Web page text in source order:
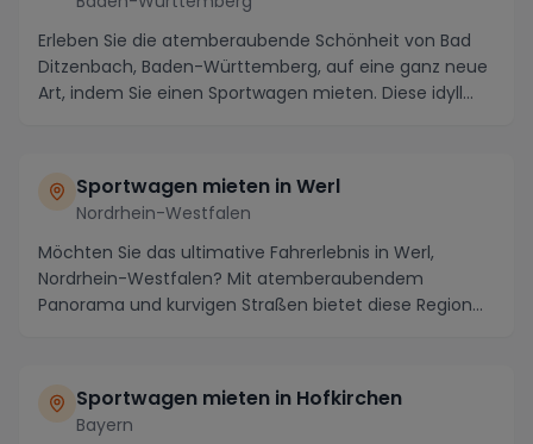
Erleben Sie die atemberaubende Schönheit von Bad
Ditzenbach, Baden-Württemberg, auf eine ganz neue
Art, indem Sie einen Sportwagen mieten. Diese idyll...
Sportwagen mieten in Werl
Nordrhein-Westfalen
Möchten Sie das ultimative Fahrerlebnis in Werl,
Nordrhein-Westfalen? Mit atemberaubendem
Panorama und kurvigen Straßen bietet diese Region
Sportwagen mieten in Hofkirchen
Bayern